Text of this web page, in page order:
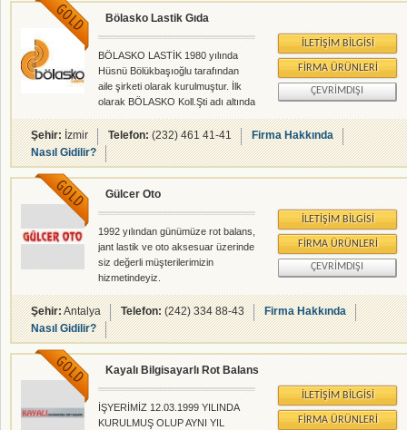
Bölasko Lastik Gıda
BÖLASKO LASTİK 1980 yılında
Hüsnü Bölükbaşıoğlu tarafından
aile şirketi olarak kurulmuştur. İlk
olarak BÖLASKO Koll.Şti adı altında
Çankaya da hizmete başlayan
firma daha sonra şuan merkezimiz
olan Bornova ya taşınmıştır. İzmir
ve çevresinde birçok ilçeye hizmet
veren BÖLASKO tanınma sürecini
hızla tamamlamış ve 1990 yılında
Batı Lastik adı altında 2.şubesini
sadece Good Year lastiklerinin
bayiliğini yaparken yeni açılan
şubelerle lastik sektöründe bulunan
29 değişik markanın temsi
İLETIŞIM BILGISI
FIRMA ÜRÜNLERI
ÇEVRIMDIŞI
Şehir:İzmir Telefon:(232) 461 41-41
Firma Hakkında
Nasıl Gidilir?
Gülcer Oto
1992 yılından günümüze rot balans,
jant lastik ve oto aksesuar üzerinde
siz değerli müşterilerimizin
hizmetindeyiz.
İLETIŞIM BILGISI
FIRMA ÜRÜNLERI
ÇEVRIMDIŞI
Şehir:Antalya Telefon:(242) 334 88-43
Firma Hakkında
Nasıl Gidilir?
Kayalı Bilgisayarlı Rot Balans
İŞYERİMİZ 12.03.1999 YILINDA
KURULMUŞ OLUP AYNI YIL
İLETIŞIM BILGISI
FIRMA ÜRÜNLERI